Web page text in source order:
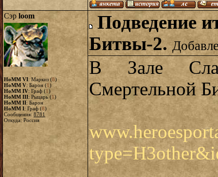
Сэр loom
HoMM VI: Маркиз (8)
HoMM V: Барон (1)
HoMM IV: Граф (1)
HoMM III: Рыцарь (1)
HoMM II: Барон
HoMM I: Граф (8)
Сообщения: 8781
Откуда: Россия
Подведение
Битвы-2.
В Зале
Смертельной